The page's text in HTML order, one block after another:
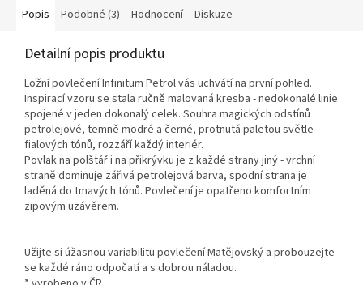
Popis Podobné (3) Hodnocení Diskuze
Detailní popis produktu
Ložní povlečení Infinitum Petrol vás uchvátí na první pohled.
Inspirací vzoru se stala ručně malovaná kresba - nedokonalé linie
spojené v jeden dokonalý celek. Souhra magických odstínů
petrolejové, temně modré a černé, protnutá paletou světle
fialových tónů, rozzáří každý interiér.
Povlak na polštář i na přikrývku je z každé strany jiný - vrchní
straně dominuje zářivá petrolejová barva, spodní strana je
laděná do tmavých tónů. Povlečení je opatřeno komfortním
zipovým uzávěrem.
Užijte si úžasnou variabilitu povlečení Matějovský a probouzejte
se každé ráno odpočatí a s dobrou náladou.